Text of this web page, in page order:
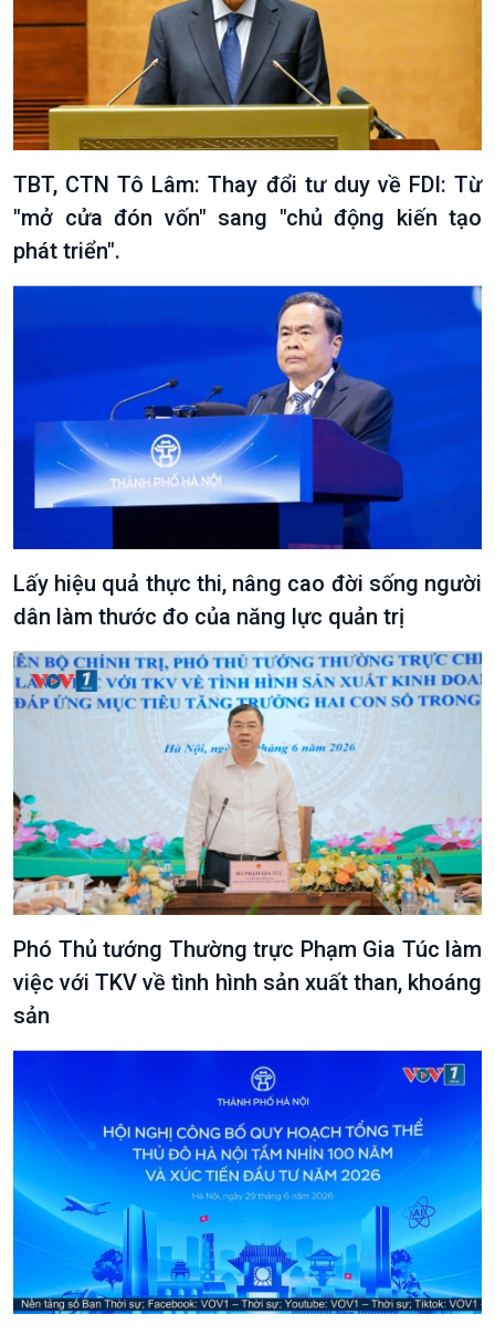
Tin Đời sống & Xã hội
360 độ Sức khỏe
Chuyển đổi Xanh
Tài nguyên và Môi trường
Chuyên gia của bạn
Xã hội chuyển động
Bước chân đến trường
Tin Khoa học & Công nghệ
Kết nối công nghệ
Sống chung với biến đổi
khí hậu
Văn hoá & Du lịch
Tin Văn hoá & Du lịch
Chát với người nổi tiếng
Câu chuyện Thể thao
Multimedia
Ảnh
Video
E-Magazine
TBT, CTN Tô Lâm: Thay đổi tư duy về FDI: Từ
"mở cửa đón vốn" sang "chủ động kiến tạo
phát triển".
Lấy hiệu quả thực thi, nâng cao đời sống người
dân làm thước đo của năng lực quản trị
Phó Thủ tướng Thường trực Phạm Gia Túc làm
việc với TKV về tình hình sản xuất than, khoáng
sản